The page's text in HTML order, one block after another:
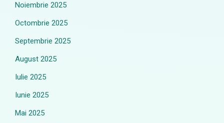
Noiembrie 2025
Octombrie 2025
Septembrie 2025
August 2025
Iulie 2025
Iunie 2025
Mai 2025